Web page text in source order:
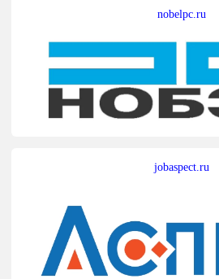
nobelpc.ru
jobaspect.ru